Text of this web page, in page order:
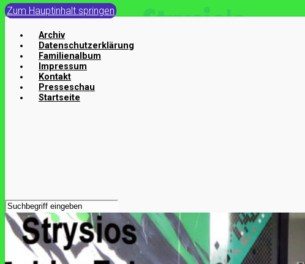
Zum Hauptinhalt springen
Archiv
Datenschutzerklärung
Familienalbum
Impressum
Kontakt
Presseschau
Startseite